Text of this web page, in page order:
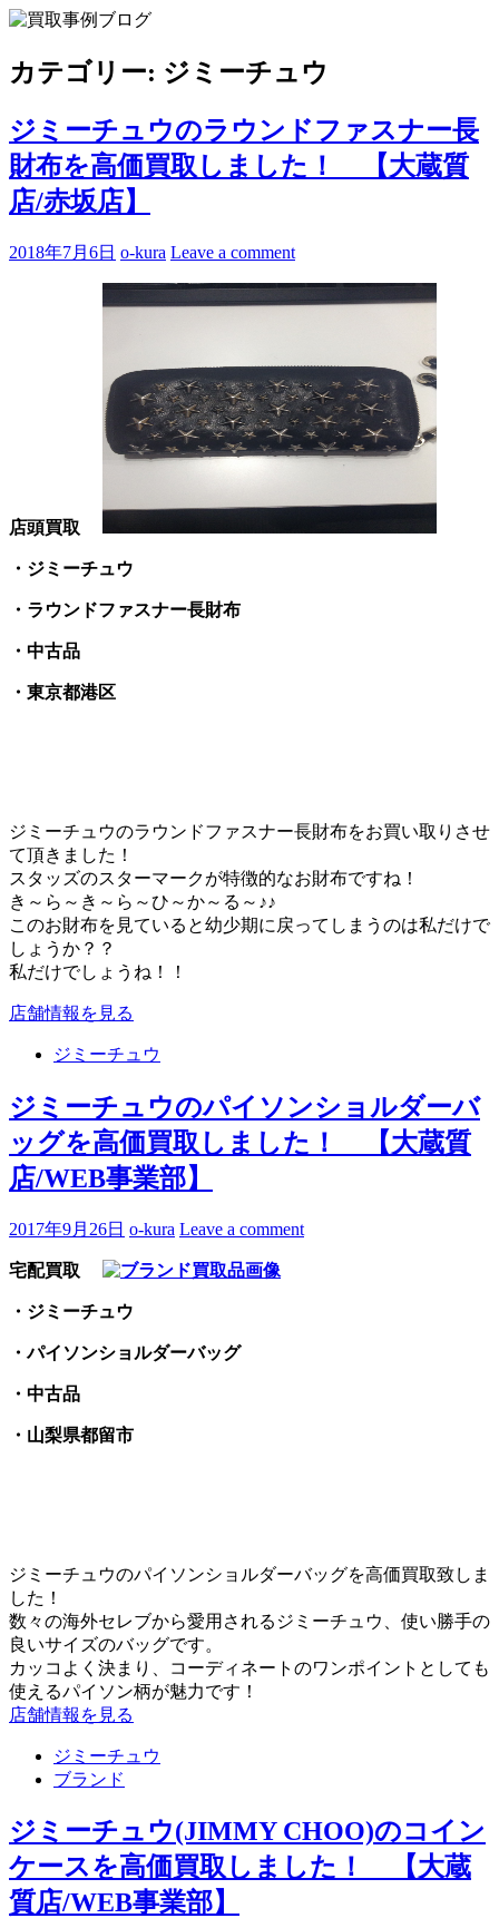
Skip
content
ポイントや高額買取のコツをお知らせします。
カテゴリー: ジミーチュウ
ジミーチュウのラウンドファスナー長
財布を高価買取しました！ 【大蔵質
店/赤坂店】
2018年7月6日 o-kura Leave a comment
店頭買取
・ジミーチュウ
・ラウンドファスナー長財布
・中古品
・東京都港区
ジミーチュウのラウンドファスナー長財布をお買い取りさせ
て頂きました！
スタッズのスターマークが特徴的なお財布ですね！
き～ら～き～ら～ひ～か～る～♪♪
このお財布を見ていると幼少期に戻ってしまうのは私だけで
しょうか？？
私だけでしょうね！！
店舗情報を見る
ジミーチュウ
ジミーチュウのパイソンショルダーバ
ッグを高価買取しました！ 【大蔵質
店/WEB事業部】
2017年9月26日 o-kura Leave a comment
宅配買取
・ジミーチュウ
・パイソンショルダーバッグ
・中古品
・山梨県都留市
ジミーチュウのパイソンショルダーバッグを高価買取致しま
した！
数々の海外セレブから愛用されるジミーチュウ、使い勝手の
良いサイズのバッグです。
カッコよく決まり、コーディネートのワンポイントとしても
使えるパイソン柄が魅力です！
店舗情報を見る
ジミーチュウ
ブランド
ジミーチュウ(JIMMY CHOO)のコイン
ケースを高価買取しました！ 【大蔵
質店/WEB事業部】